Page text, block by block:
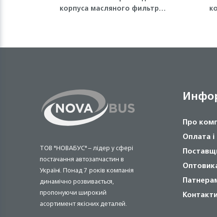
корпуса масляного фильтра
ТОВ "НОВАБУС" – лідер у сфері
постачання автозапчастин в
Україні. Понад 7 років компанія
динамічно розвивається,
пропонуючи широкий
асортимент якісних деталей.
Про
Оплата